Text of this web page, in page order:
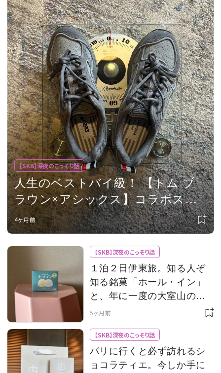
【SKB】深夜のこっそり話
人生のベストバイ級！ 【トム ブ
ラウン×アシックス】コラボスニ
ーカーを実購入レビュー
4ヶ月前
【SKB】深夜のこっそり話
１泊２日伊東旅。知る人ぞ
知る銘菓「ホール・イン」
と、年に一度の大室山の山
焼き
5ヶ月前
【SKB】深夜のこっそり話
パリに行くと必ず訪れるシ
ョコラティエ。今しか手に